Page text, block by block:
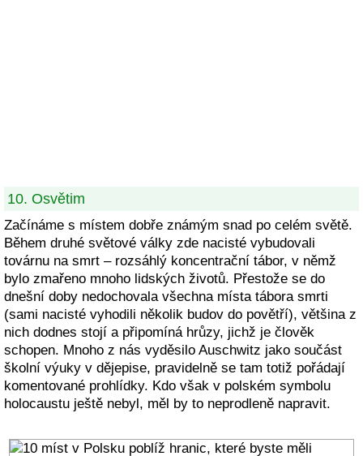
10. Osvětim
Začínáme s místem dobře známým snad po celém světě.
Během druhé světové války zde nacisté vybudovali
továrnu na smrt – rozsáhlý koncentrační tábor, v němž
bylo zmařeno mnoho lidských životů. Přestože se do
dnešní doby nedochovala všechna místa tábora smrti
(sami nacisté vyhodili několik budov do povětří), většina z
nich dodnes stojí a připomíná hrůzy, jichž je člověk
schopen. Mnoho z nás vyděsilo Auschwitz jako součást
školní výuky v dějepise, pravidelně se tam totiž pořádají
komentované prohlídky. Kdo však v polském symbolu
holocaustu ještě nebyl, měl by to neprodleně napravit.